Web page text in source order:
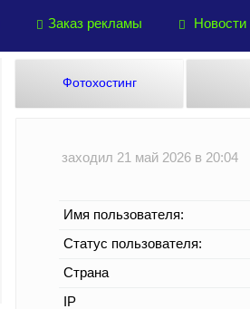
Заказ рекламы Новости
Фотохостинг
заходил 21 май 2026 в 20:04
Имя пользователя:
Статус пользователя:
Страна
IP